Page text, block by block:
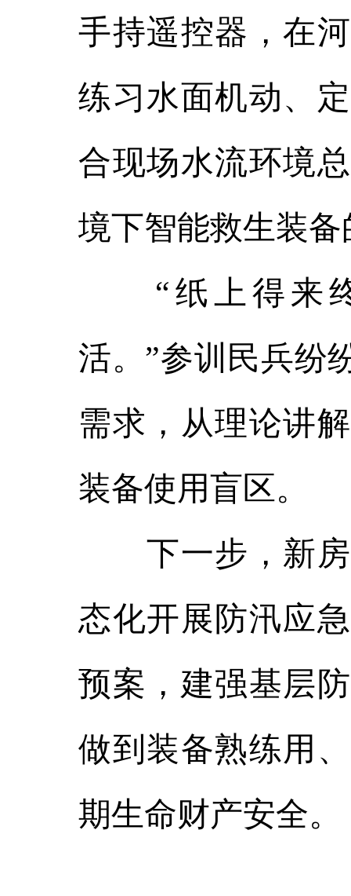
手持遥控器，在
练习水面机动、
合现场水流环境
境下智能救生装
“纸上得来终
活。”参训民兵纷
需求，从理论讲
装备使用盲区。
下一步，新房
态化开展防汛应
预案，建强基层
做到装备熟练用
期生命财产安全。